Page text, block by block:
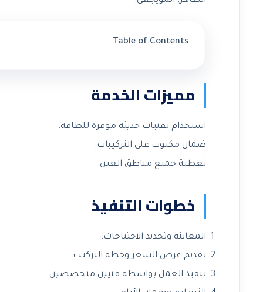
Table of Contents
مميزات الخدمة
استخدام تقنيات حديثة موفرة للطاقة.
ضمان مكتوب على التركيبات.
تغطية جميع مناطق العين.
خطوات التنفيذ
المعاينة وتحديد الاحتياجات.
تقديم عرض السعر وخطة التركيب.
تنفيذ العمل بواسطة فنيين متخصصين.